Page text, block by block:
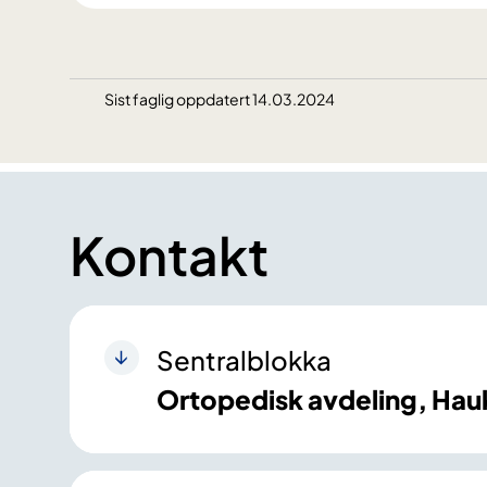
Sist faglig oppdatert 14.03.2024
Kontakt
Sentralblokka
Ortopedisk avdeling,